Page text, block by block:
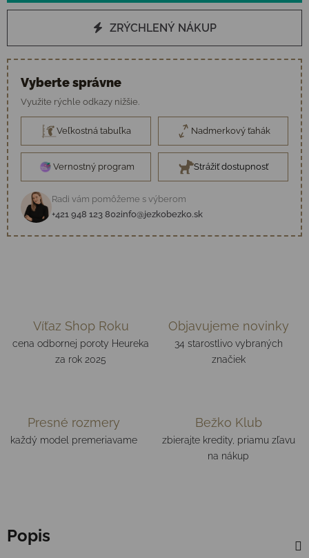
ZRÝCHLENÝ NÁKUP
Vyberte správne
Využite rýchle odkazy nižšie.
Veľkostná tabuľka Nadmerkový ťahák
Vernostný program Strážiť dostupnosť
Radi vám pomôžeme s výberom
+421 948 123 802info@jezkobezko.sk
Víťaz Shop Roku
cena odbornej poroty Heureka
za rok 2025
Objavujeme novinky
34 starostlivo vybraných
značiek
Presné rozmery
každý model premeriavame
Bežko Klub
zbierajte kredity, priamu zľavu
na nákup
Popis